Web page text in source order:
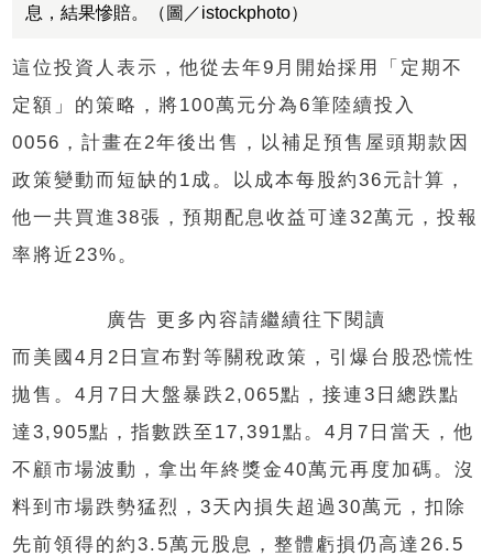
息，結果慘賠。（圖／istockphoto）
這位投資人表示，他從去年9月開始採用「定期不
定額」的策略，將100萬元分為6筆陸續投入
0056，計畫在2年後出售，以補足預售屋頭期款因
政策變動而短缺的1成。以成本每股約36元計算，
他一共買進38張，預期配息收益可達32萬元，投報
率將近23%。
廣告 更多內容請繼續往下閱讀
而美國4月2日宣布對等關稅政策，引爆台股恐慌性
拋售。4月7日大盤暴跌2,065點，接連3日總跌點
達3,905點，指數跌至17,391點。4月7日當天，他
不顧市場波動，拿出年終獎金40萬元再度加碼。沒
料到市場跌勢猛烈，3天內損失超過30萬元，扣除
先前領得的約3.5萬元股息，整體虧損仍高達26.5